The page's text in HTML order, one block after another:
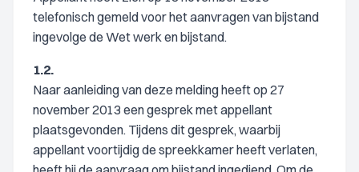
telefonisch gemeld voor het aanvragen van bijstand
ingevolge de Wet werk en bijstand.
1.2.
Naar aanleiding van deze melding heeft op 27
november 2013 een gesprek met appellant
plaatsgevonden. Tijdens dit gesprek, waarbij
appellant voortijdig de spreekkamer heeft verlaten,